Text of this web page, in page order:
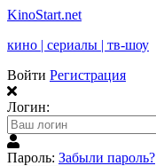
KinoStart.net
кино | сериалы | тв-шоу
Войти Регистрация
Логин:
Пароль: Забыли пароль?